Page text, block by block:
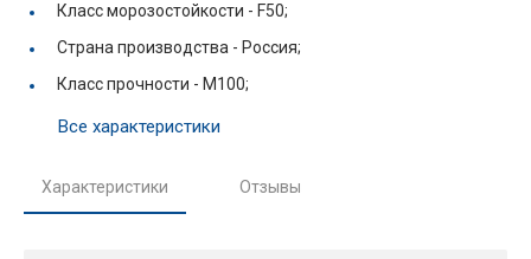
Класс морозостойкости - F50;
Страна производства - Россия;
Класс прочности - М100;
Все характеристики
Характеристики Отзывы